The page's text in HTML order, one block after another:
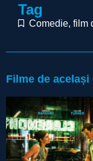
Tag
Comedie, film
Filme de același